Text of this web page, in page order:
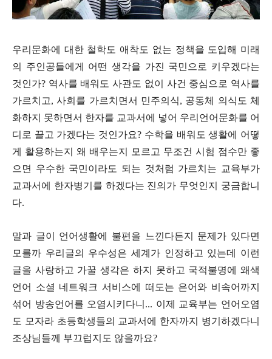
우리문화에 대한 철학도 애착도 없는 정책을 도입해 미래
의 주인공들에게 어떤 생각을 가진 국민으로 키우겠다는
것인가? 역사를 배워도 사관도 없이 사건 중심으로 역사를
가르치고,사회를 가르치면서 민주의식, 공동체 의식도 체
화하지 못하면서 한자를 교과서에 넣어 우리언어문화를 어
디로 끌고 가겠다는 것인가요? 수학을 배워도 생활에 어떻
게 활용하는지 왜 배우는지 모르고 무조건 시험 점수만 좋
으면 우수한 국민이라도 되는 것처럼 가르치는 교육부가
교과서에 한자병기를 하겠다는 진의가 무엇인지 궁금합니
다.
말과 글이 언어생활에 불편을 느낀다든지 문제가 있다면
모를까 우리글의 우수성은 세계가 인정하고 있는데 이런
글을 사랑하고 가꿀 생각은 하지 못하고 국적불명에 왜색
언어 소셜 네트워크 서비스에 떠도는 은어와 비속어까지
섞어 방송언어를 오염시키다니 ... 이제 교육부는 언어오염
도 모자라 초등학생들의 교과서에 한자까지 병기하겠다니
조상님들께 부끄럽지도 않을까요?